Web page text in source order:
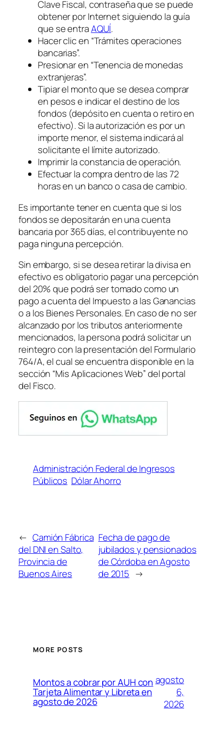
Clave Fiscal, contraseña que se puede
obtener por Internet siguiendo la guía
que se entraAQUÍ.
Hacer clic en “Trámites operaciones
bancarias”.
Presionar en “Tenencia de monedas
extranjeras”.
Tipiar el monto que se desea comprar
en pesos e indicar el destino de los
fondos (depósito en cuenta o retiro en
efectivo). Si la autorización es por un
importe menor, el sistema indicará al
solicitante el límite autorizado.
Imprimir la constancia de operación.
Efectuar la compra dentro de las 72
horas en un banco o casa de cambio.
Es importante tener en cuenta que si los
fondos se depositarán en una cuenta
bancaria por 365 días, el contribuyente no
paga ninguna percepción.
Sin embargo, si se desea retirar la divisa en
efectivo es obligatorio pagar una percepción
del 20% que podrá ser tomado como un
pago a cuenta del Impuesto a las Ganancias
o a los Bienes Personales. En caso de no ser
alcanzado por los tributos anteriormente
mencionados, la persona podrá solicitar un
reintegro con la presentación del Formulario
764/A, el cual se encuentra disponible en la
sección “Mis Aplicaciones Web” del portal
del Fisco.
Administración Federal de Ingresos
Públicos Dólar Ahorro
← Camión Fábrica
del DNI en Salto,
Provincia de
Buenos Aires
Fecha de pago de
jubilados y pensionados
de Córdoba en Agosto
de 2015 →
MORE POSTS
Montos a cobrar por AUH con
Tarjeta Alimentar y Libreta en
agosto de 2026
agosto
6,
2026